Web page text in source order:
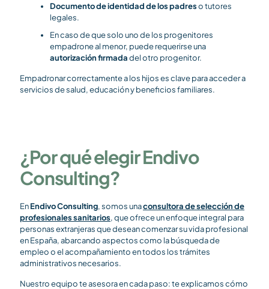
Documento de identidad de los padreso tutores
legales.
En caso de que solo uno de los progenitores
empadrone al menor, puede requerirse una
autorización firmadadel otro progenitor.
Empadronar correctamente a los hijos es clave para acceder a
servicios de salud, educación y beneficios familiares.
¿Por qué elegir Endivo
Consulting?
EnEndivo Consulting, somos unaconsultora de selección de
profesionales sanitarios, que ofrece un enfoque integral para
personas extranjeras que desean comenzar su vida profesional
en España, abarcando aspectos como la búsqueda de
empleo o el acompañamiento en todos los trámites
administrativos necesarios.
Nuestro equipo te asesora en cada paso: te explicamos cómo